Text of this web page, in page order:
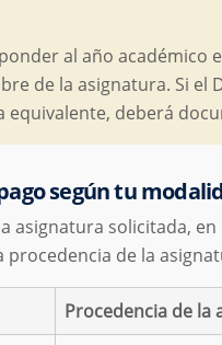
al año académico
de la asignatura. Si
equivalente, deberá
según tu
asignatura solicitada, en
de la
Procedencia de la